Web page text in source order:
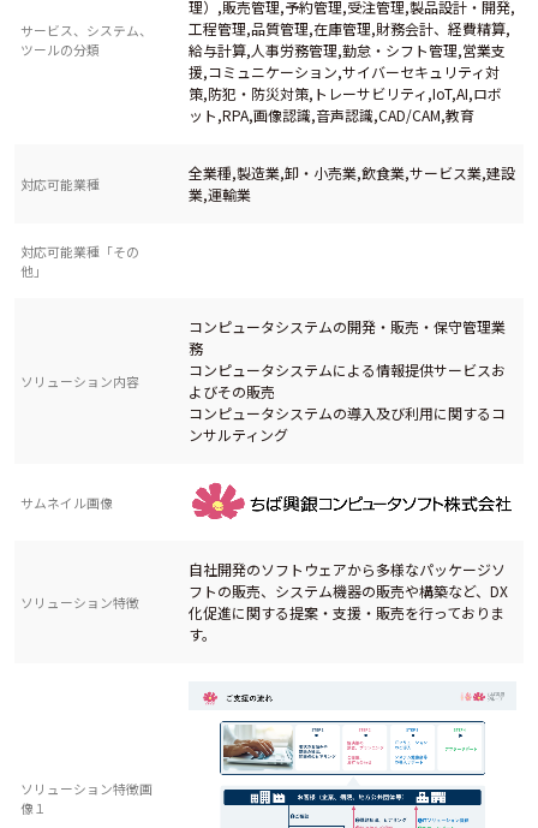
サービス、システム、
ツールの分類
理）,販売管理,予約管理,受注管理,製品設計・開発,
工程管理,品質管理,在庫管理,財務会計、経費精算,
給与計算,人事労務管理,勤怠・シフト管理,営業支
援,コミュニケーション,サイバーセキュリティ対
策,防犯・防災対策,トレーサビリティ,IoT,AI,ロボ
ット,RPA,画像認識,音声認識,CAD/CAM,教育
対応可能業種
全業種,製造業,卸・小売業,飲食業,サービス業,建設
業,運輸業
対応可能業種「その
他」
ソリューション内容
コンピュータシステムの開発・販売・保守管理業
務
コンピュータシステムによる情報提供サービスお
よびその販売
コンピュータシステムの導入及び利用に関するコ
ンサルティング
サムネイル画像
ソリューション特徴
自社開発のソフトウェアから多様なパッケージソ
フトの販売、システム機器の販売や構築など、DX
化促進に関する提案・支援・販売を行っておりま
す。
ソリューション特徴画
像１